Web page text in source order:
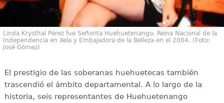
Linda Krysthal Pérez fue Señorita Huehuetenango, Reina Nacional de la
Independencia en Xela y Embajadora de la Belleza en el 2004. (Foto:
José Gómez)
El prestigio de las soberanas huehuetecas también
trascendió el ámbito departamental. A lo largo de la
historia, seis representantes de Huehuetenango